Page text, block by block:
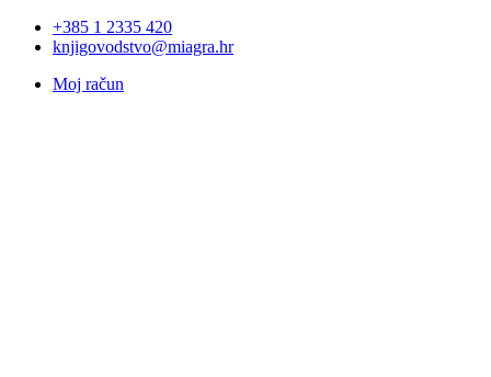
+385 1 2335 420
knjigovodstvo@miagra.hr
Moj račun